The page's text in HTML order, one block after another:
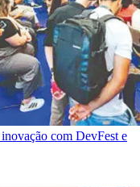
com DevFest e